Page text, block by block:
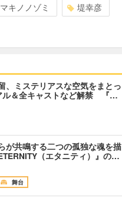
マキノノゾミ 堤幸彦
、ミステリアスな空気をまとっ
ル＆全キャストなど解禁 『…
が共鳴する二つの孤独な魂を描
（エタニティ）』の…
舞台